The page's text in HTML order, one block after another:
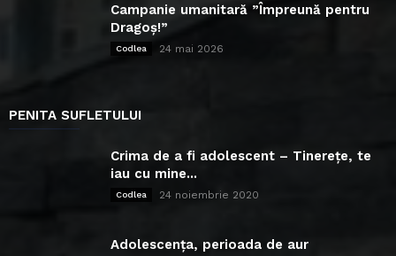
Campanie umanitară ”Împreună pentru
Dragoș!”
Codlea 24 mai 2026
PENITA SUFLETULUI
Crima de a fi adolescent – Tinerețe, te
iau cu mine...
Codlea 24 noiembrie 2020
Adolescența, perioada de aur